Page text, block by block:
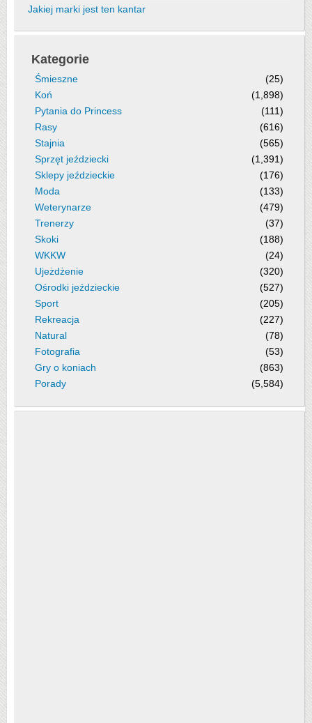
Jakiej marki jest ten kantar
Kategorie
Śmieszne
(25)
Koń
(1,898)
Pytania do Princess
(111)
Rasy
(616)
Stajnia
(565)
Sprzęt jeździecki
(1,391)
Sklepy jeździeckie
(176)
Moda
(133)
Weterynarze
(479)
Trenerzy
(37)
Skoki
(188)
WKKW
(24)
Ujeżdżenie
(320)
Ośrodki jeździeckie
(527)
Sport
(205)
Rekreacja
(227)
Natural
(78)
Fotografia
(53)
Gry o koniach
(863)
Porady
(5,584)